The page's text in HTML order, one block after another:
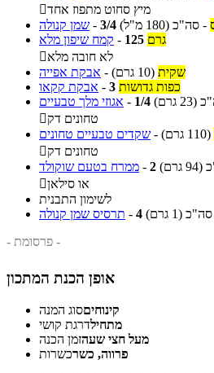
מיץ סחוט מתפוז אחד
שמן קנולה - 3/4 - סה"כ (180 מ"ל)
קמח שיפון מלא - 125 גרם
לא חובה מלא
אבקת אפייה - שקית (10 גרם)
אבקת קקאו - 3 כפות גדושות
אגוזי מלך טבעיים - 1/4
(23 גרם)
טחונים דק
שקדים טבעיים טחונים -
(110 גרם)
טחונים דק
ממרח בטעם שוקולד - 2
(94 גרם)
או סילאן
לשימון התבנית
תרסיס שמן קנולה - 4 סה"כ (1 גרם)
- פרסומת -
אופן הכנת המתכון
קינוחיםסוג המנה
מתחילדרגת קושי
מעל חצי שעהזמן הכנה
פרווה, כשרכשרות